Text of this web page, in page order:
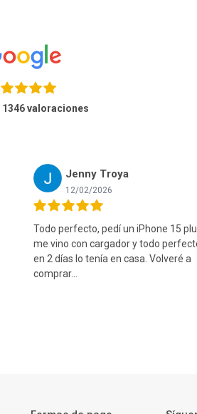
1346 valoraciones
Jenny Troya
12/02/2026
Todo perfecto, pedí un iPhone 15
me vino con cargador y todo
en 2 días lo tenía en casa. Volveré a
comprar...